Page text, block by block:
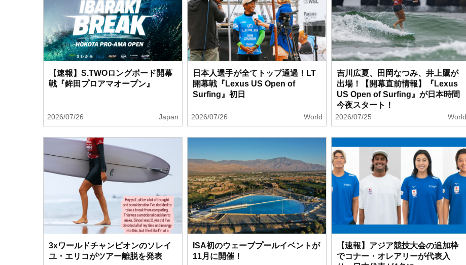
【速報】S.TWOロングボード開幕
戦『鉾田プロアマオープン』
2026/07/26 Japan
日本人選手が全てトップ通過！LT
開幕戦『Lexus US Open of
Surfing』初日
2026/07/26 World
吉川広夏、田岡なつみ、井上鷹が
出場！【開幕直前情報】『Lexus
US Open of Surfing』が日本時間
今夜スタート！
2026/07/25 World
3xワールドチャンピオンのソレイ
ユ・エリコがツアー離脱を発表
ISA初のウェーブプールイベントが
11月に開催！
【速報】アジア競技大会の追加枠
でコナー・オレアリーが代表入